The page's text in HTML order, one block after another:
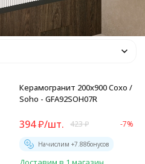
Керамогранит 200x900 Сохо /
Soho - GFA92SOH07R
394₽/шт. 423₽ -7%
Начислим +7.88бонусов